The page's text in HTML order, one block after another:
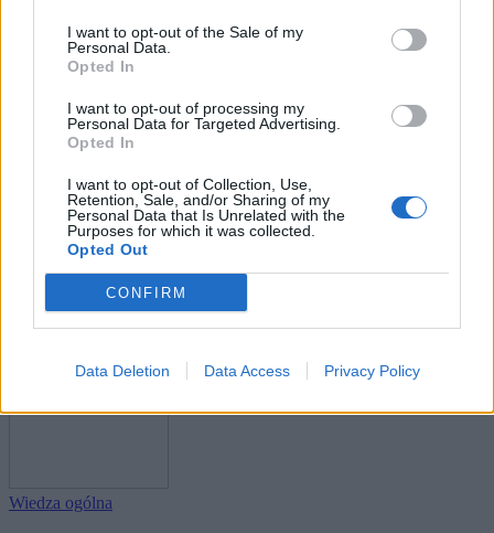
I want to opt-out of the Sale of my
Personal Data.
Opted In
I want to opt-out of processing my
Personal Data for Targeted Advertising.
Opted In
I want to opt-out of Collection, Use,
Retention, Sale, and/or Sharing of my
Personal Data that Is Unrelated with the
Purposes for which it was collected.
Opted Out
CONFIRM
Data Deletion Data Access Privacy Policy
Wiedza ogólna
Nowojorski quiz wiedzy ogólnej -
sprawdzisz s...
Afrykański quiz wiedzy ogólnej -
Wiedza ogólna